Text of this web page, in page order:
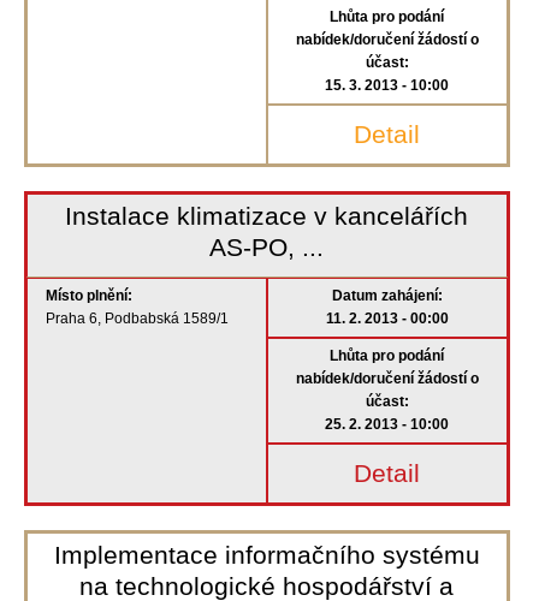
Lhůta pro podání
nabídek/doručení žádostí o
účast:
15. 3. 2013 - 10:00
Detail
Instalace klimatizace v kancelářích
AS-PO, ...
Místo plnění:
Praha 6, Podbabská 1589/1
Datum zahájení:
11. 2. 2013 - 00:00
Lhůta pro podání
nabídek/doručení žádostí o
účast:
25. 2. 2013 - 10:00
Detail
Implementace informačního systému
na technologické hospodářství a